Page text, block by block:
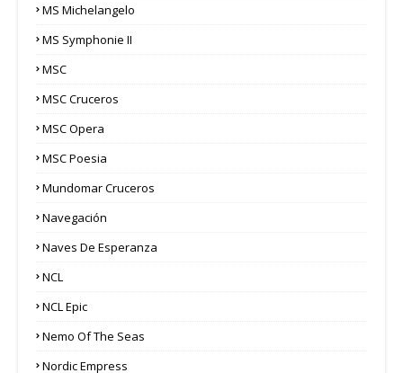
MS Michelangelo
MS Symphonie II
MSC
MSC Cruceros
MSC Opera
MSC Poesia
Mundomar Cruceros
Navegación
Naves De Esperanza
NCL
NCL Epic
Nemo Of The Seas
Nordic Empress